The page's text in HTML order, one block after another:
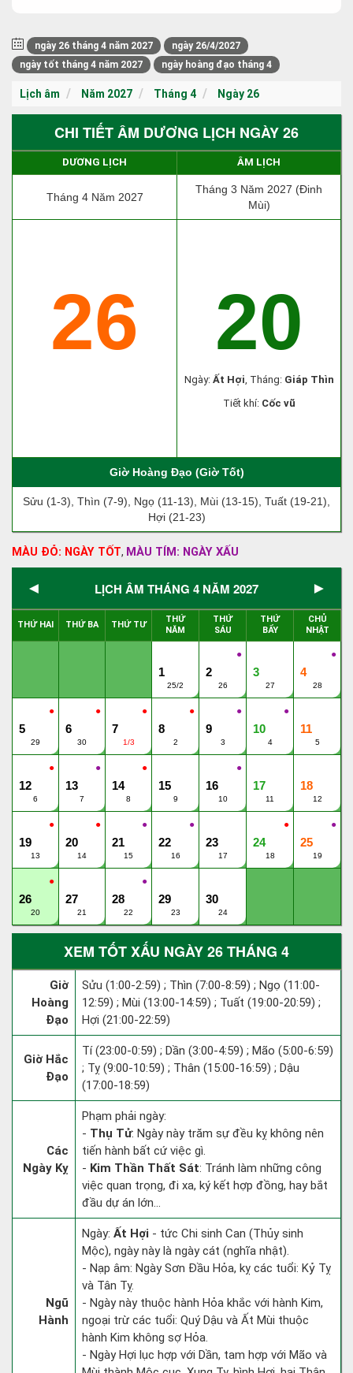
ngày 26 tháng 4 năm 2027
ngày 26/4/2027
ngày tốt tháng 4 năm 2027
ngày hoàng đạo tháng 4
Lịch âm Năm 2027 Tháng 4 Ngày 26
CHI TIẾT ÂM DƯƠNG LỊCH NGÀY 26
DƯƠNG LỊCH ÂM LỊCH
Tháng 4 Năm 2027
Tháng 3 Năm 2027 (Đinh
Mùi)
26 20
Ngày: Ất Hợi, Tháng: Giáp Thìn
Tiết khí: Cốc vũ
Giờ Hoàng Đạo (Giờ Tốt)
Sửu (1-3), Thìn (7-9), Ngọ (11-13), Mùi (13-15), Tuất (19-21),
Hợi (21-23)
MÀU ĐỎ: NGÀY TỐT, MÀU TÍM: NGÀY XẤU
◄ LỊCH ÂM THÁNG 4 NĂM 2027 ►
THỨ HAI THỨ BA THỨ TƯ
THỨ
NĂM
THỨ
SÁU
THỨ
BẨY
CHỦ
NHẬT
1
25/2
●
2
26
3
27
●
4
28
●
5
29
●
6
30
●
7
1/3
●
8
2
●
9
3
●
10
4
11
5
●
12
6
●
13
7
●
14
8
15
9
●
16
10
17
11
18
12
●
19
13
●
20
14
●
21
15
●
22
16
23
17
●
24
18
●
25
19
●
26
20
27
21
●
28
22
29
23
30
24
XEM TỐT XẤU NGÀY 26 THÁNG 4
Giờ
Hoàng
Đạo
Sửu (1:00-2:59) ; Thìn (7:00-8:59) ; Ngọ (11:00-
12:59) ; Mùi (13:00-14:59) ; Tuất (19:00-20:59) ;
Hợi (21:00-22:59)
Giờ Hắc
Đạo
Tí (23:00-0:59) ; Dần (3:00-4:59) ; Mão (5:00-6:59)
; Tỵ (9:00-10:59) ; Thân (15:00-16:59) ; Dậu
(17:00-18:59)
Các
Ngày Kỵ
Phạm phải ngày:
- Thụ Tử: Ngày này trăm sự đều kỵ không nên
tiến hành bất cứ việc gì.
- Kim Thần Thất Sát: Tránh làm những công
việc quan trọng, đi xa, ký kết hợp đồng, hay bắt
đầu dự án lớn...
Ngũ
Hành
Ngày: Ất Hợi - tức Chi sinh Can (Thủy sinh
Mộc), ngày này là ngày cát (nghĩa nhật).
- Nạp âm: Ngày Sơn Đầu Hỏa, kỵ các tuổi: Kỷ Tỵ
và Tân Tỵ.
- Ngày này thuộc hành Hỏa khắc với hành Kim,
ngoại trừ các tuổi: Quý Dậu và Ất Mùi thuộc
hành Kim không sợ Hỏa.
- Ngày Hợi lục hợp với Dần, tam hợp với Mão và